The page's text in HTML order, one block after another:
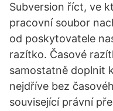
Subversion říct, ve
pracovní soubor
od poskytovatele
razítko. Časové
samostatně doplnit
nejdříve bez
související právní